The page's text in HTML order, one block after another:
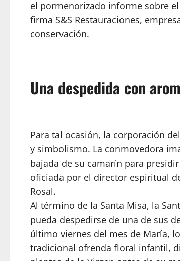
el pormenorizado informe sobre
firma S&S Restauraciones,
conservación.
​Una despedida con
​Para tal ocasión, la corporación
y simbolismo. La conmovedora
bajada de su camarín para
oficiada por el director espiritual
Rosal.
​Al término de la Santa Misa, la
pueda despedirse de una de sus
último viernes del mes de María,
tradicional ofrenda floral infantil,